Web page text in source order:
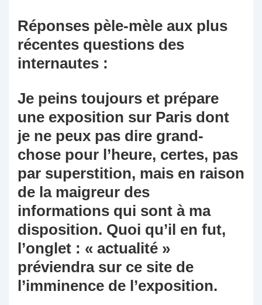
Réponses pèle-mèle aux plus
récentes questions des
internautes :
Je peins toujours et prépare
une exposition sur Paris dont
je ne peux pas dire grand-
chose pour l’heure, certes, pas
par superstition, mais en raison
de la maigreur des
informations qui sont à ma
disposition. Quoi qu’il en fut,
l’onglet : « actualité »
préviendra sur ce site de
l’imminence de l’exposition.